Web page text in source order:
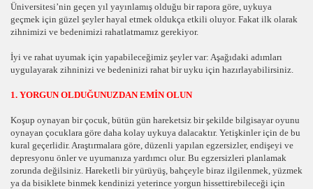
Üniversitesi’nin geçen yıl yayınlamış olduğu bir rapora göre, uykuya
geçmek için güzel şeyler hayal etmek oldukça etkili oluyor. Fakat ilk olarak
zihnimizi ve bedenimizi rahatlatmamız gerekiyor.
İyi ve rahat uyumak için yapabileceğimiz şeyler var: Aşağıdaki adımları
uygulayarak zihninizi ve bedeninizi rahat bir uyku için hazırlayabilirsiniz.
1. YORGUN OLDUĞUNUZDAN EMİN OLUN
Koşup oynayan bir çocuk, bütün gün hareketsiz bir şekilde bilgisayar oyunu
oynayan çocuklara göre daha kolay uykuya dalacaktır. Yetişkinler için de bu
kural geçerlidir. Araştırmalara göre, düzenli yapılan egzersizler, endişeyi ve
depresyonu önler ve uyumanıza yardımcı olur. Bu egzersizleri planlamak
zorunda değilsiniz. Hareketli bir yürüyüş, bahçeyle biraz ilgilenmek, yüzmek
ya da bisiklete binmek kendinizi yeterince yorgun hissettirebileceği için